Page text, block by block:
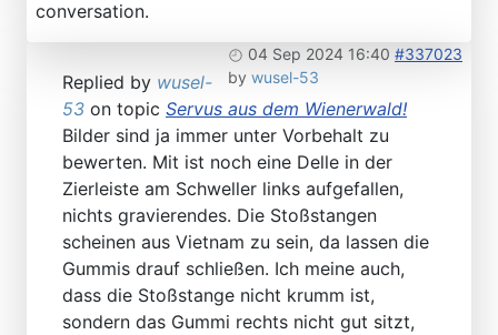
conversation.
04 Sep 2024 16:40 #337023
by wusel-53
Replied by wusel-
53 on topic Servus aus dem Wienerwald!
Bilder sind ja immer unter Vorbehalt zu
bewerten. Mit ist noch eine Delle in der
Zierleiste am Schweller links aufgefallen,
nichts gravierendes. Die Stoßstangen
scheinen aus Vietnam zu sein, da lassen die
Gummis drauf schließen. Ich meine auch,
dass die Stoßstange nicht krumm ist,
sondern das Gummi rechts nicht gut sitzt,